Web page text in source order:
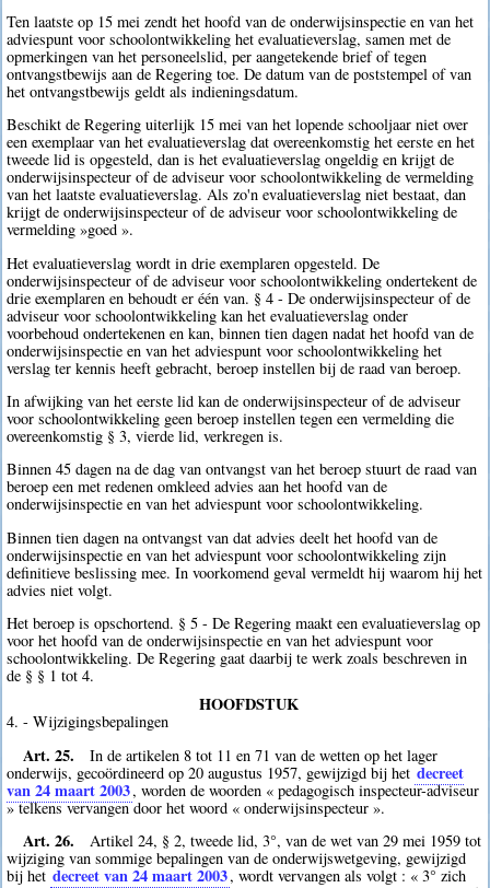
Ten laatste op 15 mei zendt het hoofd van de onderwijsinspectie en van het
adviespunt voor schoolontwikkeling het evaluatieverslag, samen met de
opmerkingen van het personeelslid, per aangetekende brief of tegen
ontvangstbewijs aan de Regering toe. De datum van de poststempel of van
het ontvangstbewijs geldt als indieningsdatum.
Beschikt de Regering uiterlijk 15 mei van het lopende schooljaar niet over
een exemplaar van het evaluatieverslag dat overeenkomstig het eerste en het
tweede lid is opgesteld, dan is het evaluatieverslag ongeldig en krijgt de
onderwijsinspecteur of de adviseur voor schoolontwikkeling de vermelding
van het laatste evaluatieverslag. Als zo'n evaluatieverslag niet bestaat, dan
krijgt de onderwijsinspecteur of de adviseur voor schoolontwikkeling de
vermelding »goed ».
Het evaluatieverslag wordt in drie exemplaren opgesteld. De
onderwijsinspecteur of de adviseur voor schoolontwikkeling ondertekent de
drie exemplaren en behoudt er één van. § 4 - De onderwijsinspecteur of de
adviseur voor schoolontwikkeling kan het evaluatieverslag onder
voorbehoud ondertekenen en kan, binnen tien dagen nadat het hoofd van de
onderwijsinspectie en van het adviespunt voor schoolontwikkeling het
verslag ter kennis heeft gebracht, beroep instellen bij de raad van beroep.
In afwijking van het eerste lid kan de onderwijsinspecteur of de adviseur
voor schoolontwikkeling geen beroep instellen tegen een vermelding die
overeenkomstig § 3, vierde lid, verkregen is.
Binnen 45 dagen na de dag van ontvangst van het beroep stuurt de raad van
beroep een met redenen omkleed advies aan het hoofd van de
onderwijsinspectie en van het adviespunt voor schoolontwikkeling.
Binnen tien dagen na ontvangst van dat advies deelt het hoofd van de
onderwijsinspectie en van het adviespunt voor schoolontwikkeling zijn
definitieve beslissing mee. In voorkomend geval vermeldt hij waarom hij het
advies niet volgt.
Het beroep is opschortend. § 5 - De Regering maakt een evaluatieverslag op
voor het hoofd van de onderwijsinspectie en van het adviespunt voor
schoolontwikkeling. De Regering gaat daarbij te werk zoals beschreven in
de § § 1 tot 4.
HOOFDSTUK
4. - Wijzigingsbepalingen
Art. 25.
In de artikelen 8 tot 11 en 71 van de wetten op het lager
onderwijs, gecoördineerd op 20 augustus 1957, gewijzigd bij het decreet
van 24 maart 2003, worden de woorden « pedagogisch inspecteur-adviseur
» telkens vervangen door het woord « onderwijsinspecteur ».
Art. 26.
Artikel 24, § 2, tweede lid, 3°, van de wet van 29 mei 1959 tot
wijziging van sommige bepalingen van de onderwijswetgeving, gewijzigd
bij het decreet van 24 maart 2003, wordt vervangen als volgt : « 3° zich